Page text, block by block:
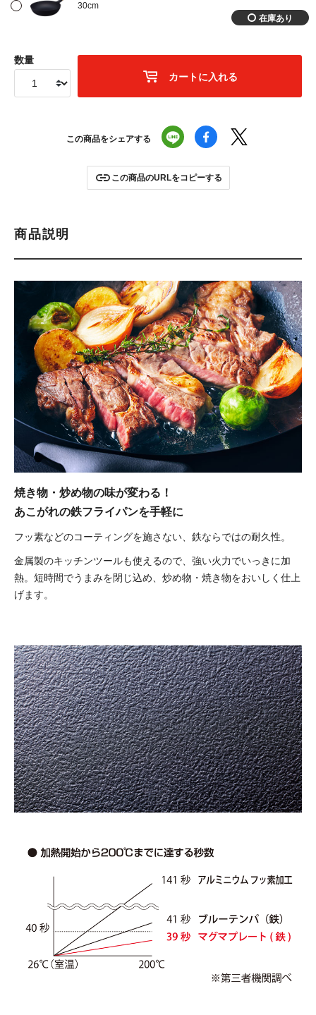
30cm
数量
カートに入れる
この商品をシェアする
この商品のURLをコピーする
商品説明
焼き物・炒め物の味が変わる！
あこがれの鉄フライパンを手軽に
フッ素などのコーティングを施さない、鉄ならではの耐久性。
金属製のキッチンツールも使えるので、強い火力でいっきに加
熱。短時間でうまみを閉じ込め、炒め物・焼き物をおいしく仕上
げます。